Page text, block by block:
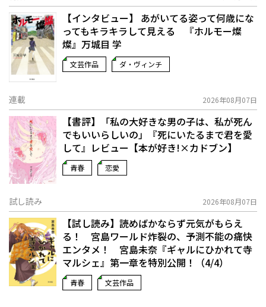
【インタビュー】 あがいてる姿って何歳にな
ってもキラキラして見える 『ホルモー燦
燦』万城目 学
文芸作品 ダ・ヴィンチ
連載 2026年08月07日
【書評】「私の大好きな男の子は、私が死ん
でもいいらしいの」――『死にいたるまで君を愛
して』レビュー【本が好き!×カドブン】
青春 恋愛
試し読み 2026年08月07日
【試し読み】読めばかならず元気がもらえ
る！ 宮島ワールド炸裂の、予測不能の痛快
エンタメ！ 宮島未奈『ギャルにひかれて寺
マルシェ』第一章を特別公開！（4/4）
青春 文芸作品